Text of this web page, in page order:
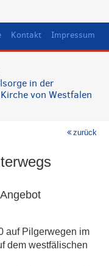
Kontakt Impressum
in der
von Westfalen
zurück
auf Pilgerwegen im
dem westfälischen